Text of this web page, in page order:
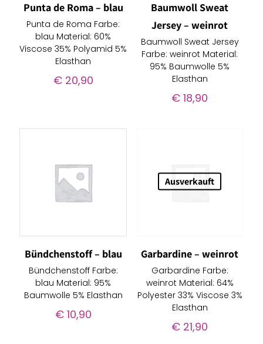
Punta de Roma – blau
Punta de Roma Farbe:
blau Material: 60%
Viscose 35% Polyamid 5%
Elasthan
€20,90
Baumwoll Sweat
Jersey – weinrot
Baumwoll Sweat Jersey
Farbe: weinrot Material:
95% Baumwolle 5%
Elasthan
€ 18,90
Bündchenstoff – blau
Bündchenstoff Farbe:
blau Material: 95%
Baumwolle 5% Elasthan
€10,90
Ausverkauft
Garbardine – weinrot
Garbardine Farbe:
weinrot Material: 64%
Polyester 33% Viscose 3%
Elasthan
€ 21,90